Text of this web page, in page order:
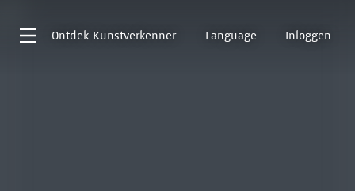
Ontdek Kunstverkenner Language Inloggen